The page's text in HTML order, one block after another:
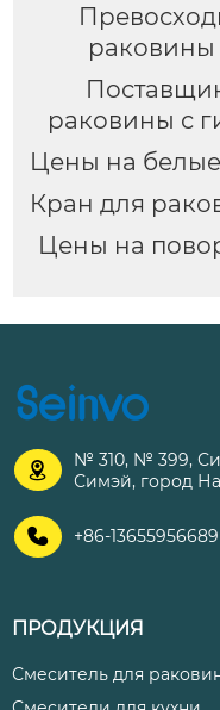
раковины
раковины с
Цены на
Кран для
Цены на

№ 310, № 399,
Симэй, город
 +86-13655956689
ПРОДУКЦИЯ
Смеситель для